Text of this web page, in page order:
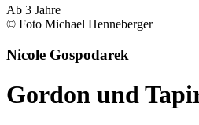
Ab 3 Jahre
© Foto Michael Henneberger
Nicole Gospodarek
Gordon und